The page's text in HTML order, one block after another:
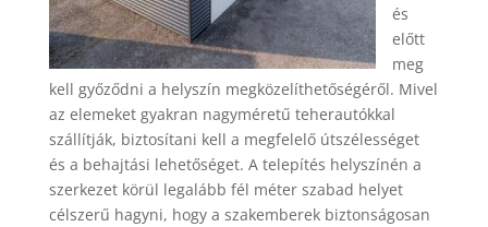
és
előtt
meg
kell győződni a helyszín megközelíthetőségéről. Mivel
az elemeket gyakran nagyméretű teherautókkal
szállítják, biztosítani kell a megfelelő útszélességet
és a behajtási lehetőséget. A telepítés helyszínén a
szerkezet körül legalább fél méter szabad helyet
célszerű hagyni, hogy a szakemberek biztonságosan